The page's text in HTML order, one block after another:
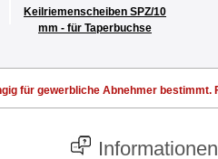
Keilriemenscheiben SPZ/10
mm - für Taperbuchse
für gewerbliche Abnehmer bestimmt.
Informationen